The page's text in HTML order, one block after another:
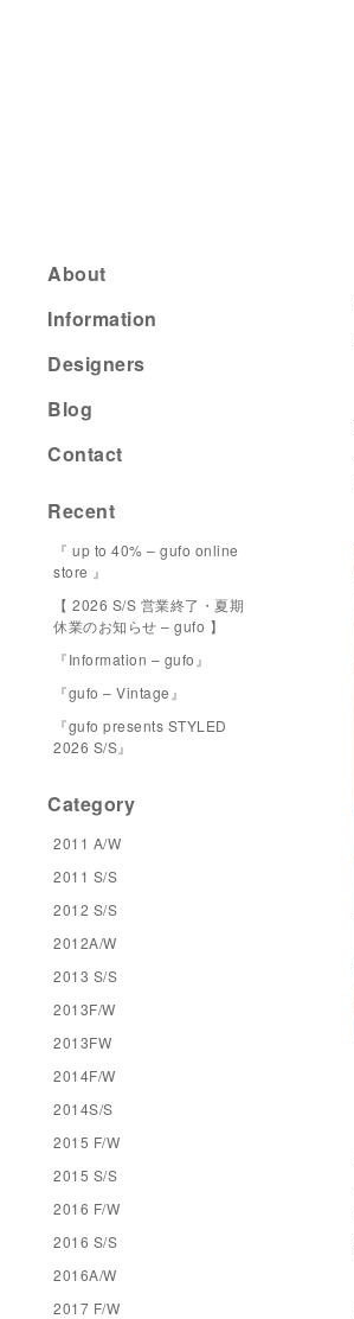
About
Information
Designers
Blog
Contact
Recent
『 up to 40% – gufo online
store 』
【 2026 S/S 営業終了・夏期
休業のお知らせ – gufo 】
『Information – gufo』
『gufo – Vintage』
『gufo presents STYLED
2026 S/S』
Category
2011 A/W
2011 S/S
2012 S/S
2012A/W
2013 S/S
2013F/W
2013FW
2014F/W
2014S/S
2015 F/W
2015 S/S
2016 F/W
2016 S/S
2016A/W
2017 F/W